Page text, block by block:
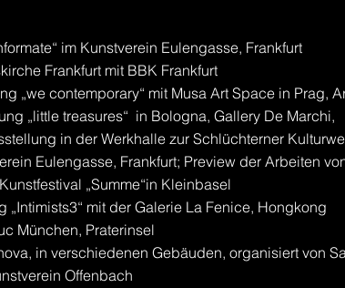
im Kunstverein Eulengasse, Frankfurt
Frankfurt mit BBK Frankfurt
„we contemporary“ mit Musa Art Space in Prag,
„little treasures“ in Bologna, Gallery De Marchi,
in der Werkhalle zur Schlüchterner
Eulengasse, Frankfurt; Preview der Arbeiten
„Summe“in Kleinbasel
„Intimists3“ mit der Galerie La Fenice, Hongkong
München, Praterinsel
in verschiedenen Gebäuden, organisiert von
Offenbach